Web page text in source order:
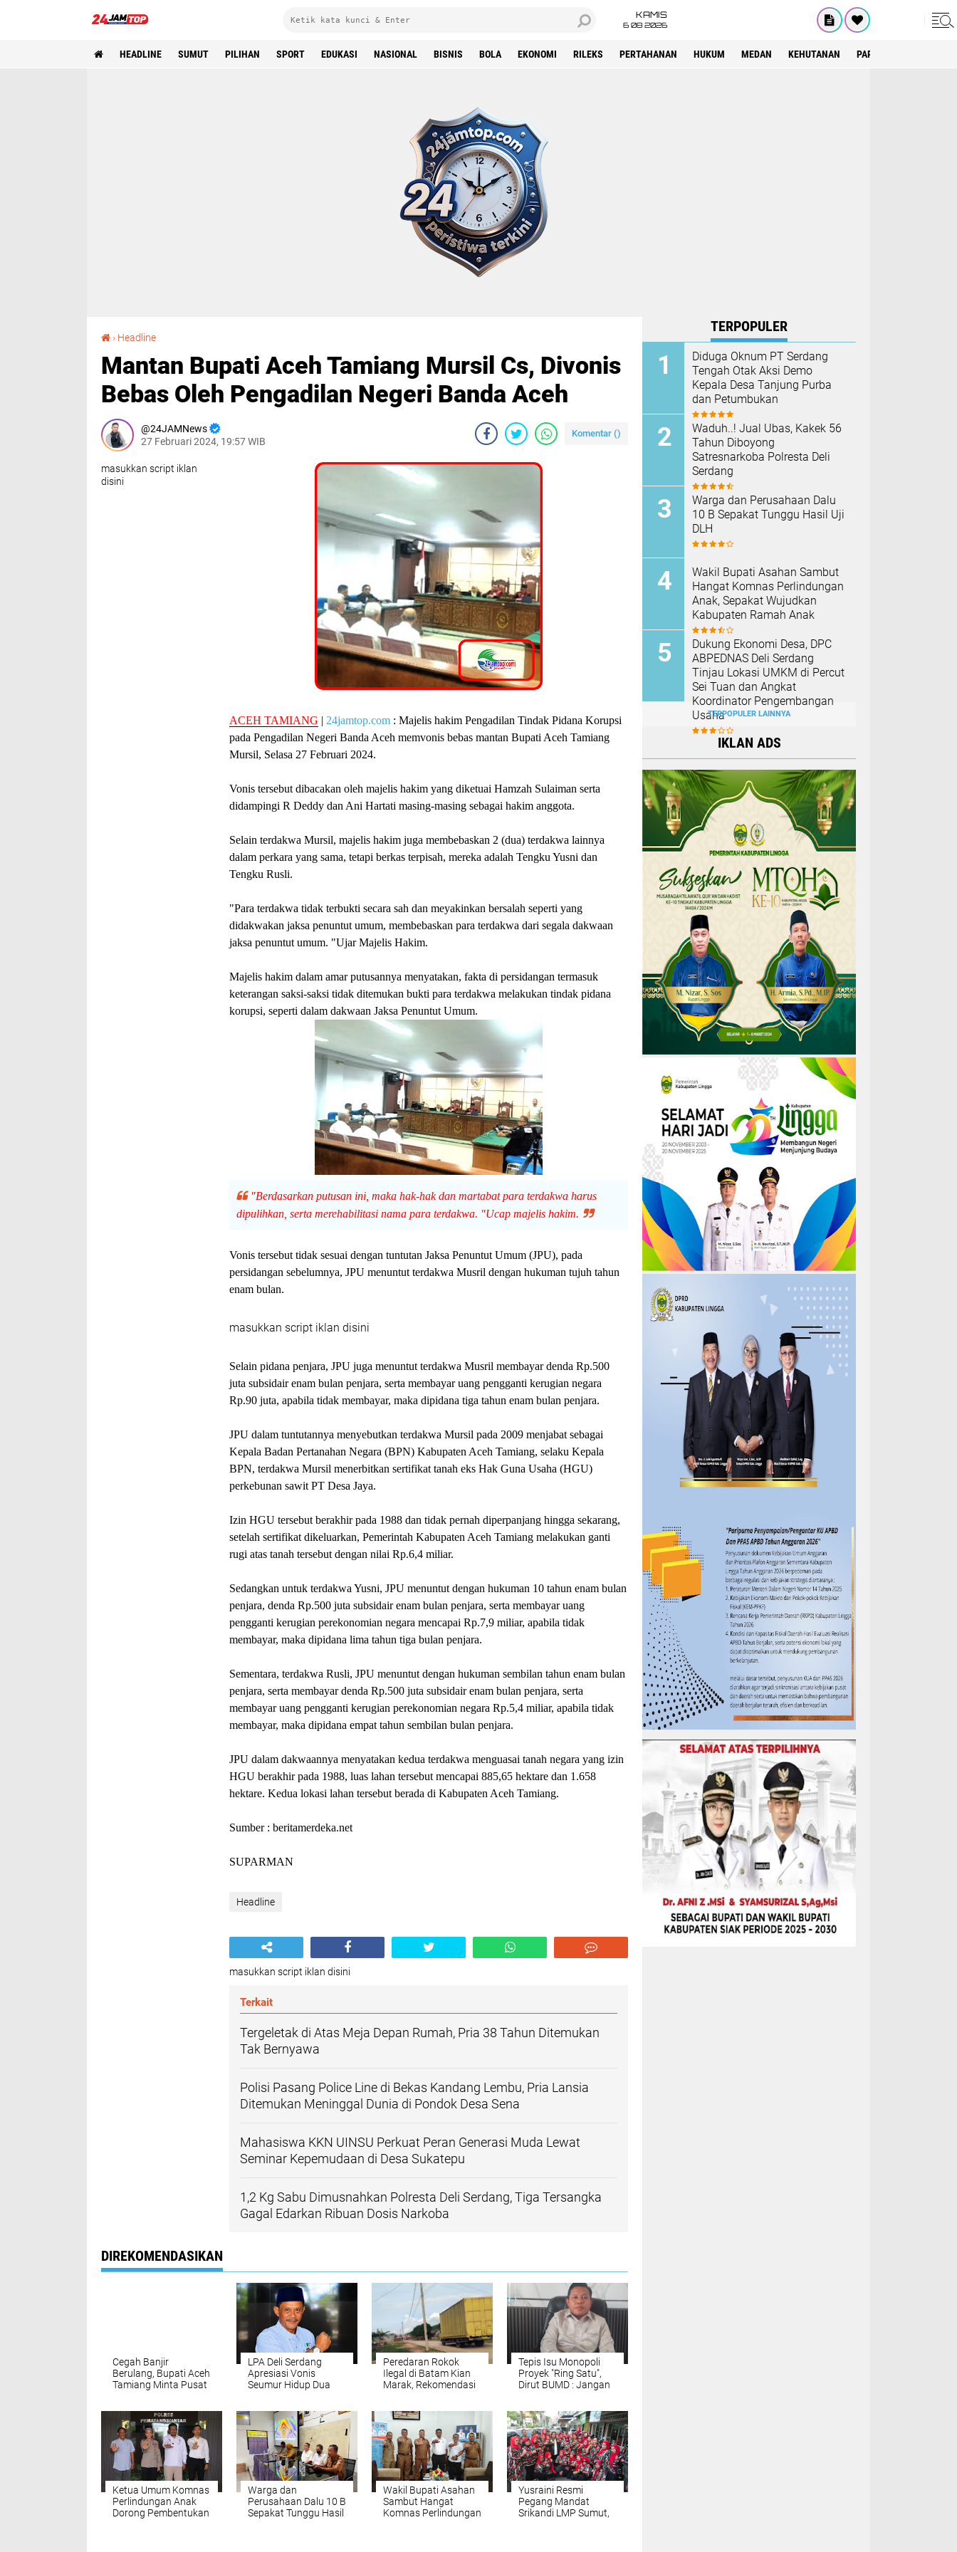
KAMIS
6 08 2026
HEADLINE SUMUT PILIHAN SPORT EDUKASI NASIONAL BISNIS BOLA EKONOMI RILEKS PERTAHANAN HUKUM MEDAN KEHUTANAN PARIWISATA
› Headline
Mantan Bupati Aceh Tamiang Mursil Cs, Divonis
Bebas Oleh Pengadilan Negeri Banda Aceh
24JAMNews
27 Februari 2024, 19:57 WIB
Komentar ()
masukkan script iklan
disini
ACEH TAMIANG | 24jamtop.com : Majelis hakim Pengadilan Tindak Pidana Korupsi
pada Pengadilan Negeri Banda Aceh memvonis bebas mantan Bupati Aceh Tamiang
Mursil, Selasa 27 Februari 2024.
Vonis tersebut dibacakan oleh majelis hakim yang diketuai Hamzah Sulaiman serta
didampingi R Deddy dan Ani Hartati masing-masing sebagai hakim anggota.
Selain terdakwa Mursil, majelis hakim juga membebaskan 2 (dua) terdakwa lainnya
dalam perkara yang sama, tetapi berkas terpisah, mereka adalah Tengku Yusni dan
Tengku Rusli.
"Para terdakwa tidak terbukti secara sah dan meyakinkan bersalah seperti yang
didakwakan jaksa penuntut umum, membebaskan para terdakwa dari segala dakwaan
jaksa penuntut umum. "Ujar Majelis Hakim.
Majelis hakim dalam amar putusannya menyatakan, fakta di persidangan termasuk
keterangan saksi-saksi tidak ditemukan bukti para terdakwa melakukan tindak pidana
korupsi, seperti dalam dakwaan Jaksa Penuntut Umum.
"Berdasarkan putusan ini, maka hak-hak dan martabat para terdakwa harus
dipulihkan, serta merehabilitasi nama para terdakwa. "Ucap majelis hakim.
Vonis tersebut tidak sesuai dengan tuntutan Jaksa Penuntut Umum (JPU), pada
persidangan sebelumnya, JPU menuntut terdakwa Musril dengan hukuman tujuh tahun
enam bulan.
masukkan script iklan disini
Selain pidana penjara, JPU juga menuntut terdakwa Musril membayar denda Rp.500
juta subsidair enam bulan penjara, serta membayar uang pengganti kerugian negara
Rp.90 juta, apabila tidak membayar, maka dipidana tiga tahun enam bulan penjara.
JPU dalam tuntutannya menyebutkan terdakwa Mursil pada 2009 menjabat sebagai
Kepala Badan Pertanahan Negara (BPN) Kabupaten Aceh Tamiang, selaku Kepala
BPN, terdakwa Mursil menerbitkan sertifikat tanah eks Hak Guna Usaha (HGU)
perkebunan sawit PT Desa Jaya.
Izin HGU tersebut berakhir pada 1988 dan tidak pernah diperpanjang hingga sekarang,
setelah sertifikat dikeluarkan, Pemerintah Kabupaten Aceh Tamiang melakukan ganti
rugi atas tanah tersebut dengan nilai Rp.6,4 miliar.
Sedangkan untuk terdakwa Yusni, JPU menuntut dengan hukuman 10 tahun enam bulan
penjara, denda Rp.500 juta subsidair enam bulan penjara, serta membayar uang
pengganti kerugian perekonomian negara mencapai Rp.7,9 miliar, apabila tidak
membayar, maka dipidana lima tahun tiga bulan penjara.
Sementara, terdakwa Rusli, JPU menuntut dengan hukuman sembilan tahun enam bulan
penjara, serta membayar denda Rp.500 juta subsidair enam bulan penjara, serta
membayar uang pengganti kerugian perekonomian negara Rp.5,4 miliar, apabila tidak
membayar, maka dipidana empat tahun sembilan bulan penjara.
JPU dalam dakwaannya menyatakan kedua terdakwa menguasai tanah negara yang izin
HGU berakhir pada 1988, luas lahan tersebut mencapai 885,65 hektare dan 1.658
hektare. Kedua lokasi lahan tersebut berada di Kabupaten Aceh Tamiang.
Sumber : beritamerdeka.net
SUPARMAN
Headline
masukkan script iklan disini
Terkait
Tergeletak di Atas Meja Depan Rumah, Pria 38 Tahun Ditemukan
Tak Bernyawa
Polisi Pasang Police Line di Bekas Kandang Lembu, Pria Lansia
Ditemukan Meninggal Dunia di Pondok Desa Sena
Mahasiswa KKN UINSU Perkuat Peran Generasi Muda Lewat
Seminar Kepemudaan di Desa Sukatepu
1,2 Kg Sabu Dimusnahkan Polresta Deli Serdang, Tiga Tersangka
Gagal Edarkan Ribuan Dosis Narkoba
DIREKOMENDASIKAN
Cegah Banjir
Berulang, Bupati Aceh
Tamiang Minta Pusat
LPA Deli Serdang
Apresiasi Vonis
Seumur Hidup Dua
di Lubuk Pakam,
Desak Polisi Segera
Tangkap DPO
Peredaran Rokok
Ilegal di Batam Kian
Marak, Rekomendasi
Kembali Disorot
Tepis Isu Monopoli
Proyek "Ring Satu",
Dirut BUMD : Jangan
Ketua Umum Komnas
Perlindungan Anak
Dorong Pembentukan
Warga dan
Perusahaan Dalu 10 B
Sepakat Tunggu Hasil
Wakil Bupati Asahan
Sambut Hangat
Komnas Perlindungan
Yusraini Resmi
Pegang Mandat
Srikandi LMP Sumut,
TERPOPULER
Diduga Oknum PT Serdang
Tengah Otak Aksi Demo
Kepala Desa Tanjung Purba
dan Petumbukan
Waduh..! Jual Ubas, Kakek 56
Tahun Diboyong
Satresnarkoba Polresta Deli
Serdang
Warga dan Perusahaan Dalu
10 B Sepakat Tunggu Hasil Uji
DLH
Wakil Bupati Asahan Sambut
Hangat Komnas Perlindungan
Anak, Sepakat Wujudkan
Kabupaten Ramah Anak
Dukung Ekonomi Desa, DPC
ABPEDNAS Deli Serdang
Tinjau Lokasi UMKM di Percut
Sei Tuan dan Angkat
Koordinator Pengembangan
UsahaTERPOPULER LAINNYA
IKLAN ADS